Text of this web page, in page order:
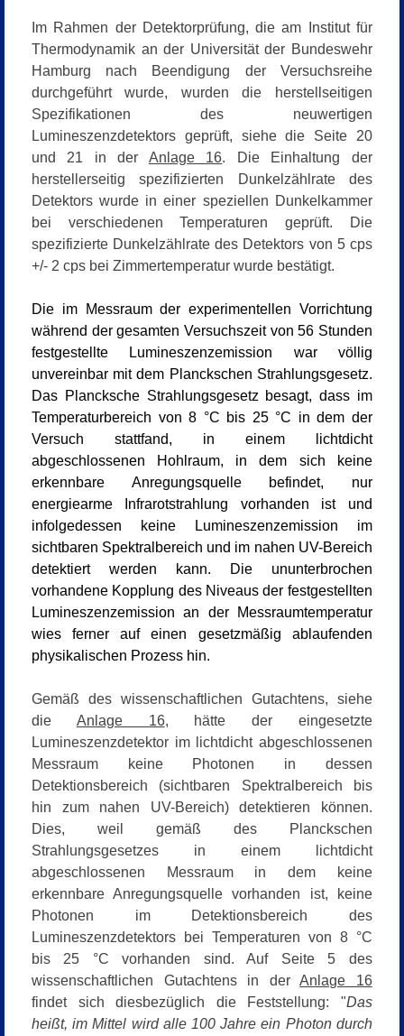
Im Rahmen der Detektorprüfung, die am Institut für
Thermodynamik an der Universität der Bundeswehr
Hamburg nach Beendigung der Versuchsreihe
durchgeführt wurde, wurden die herstellseitigen
Spezifikationen des neuwertigen
Lumineszenzdetektors geprüft, siehe die Seite 20
und 21 in der Anlage 16. Die Einhaltung der
herstellerseitig spezifizierten Dunkelzählrate des
Detektors wurde in einer speziellen Dunkelkammer
bei verschiedenen Temperaturen geprüft. Die
spezifizierte Dunkelzählrate des Detektors von 5 cps
+/- 2 cps bei Zimmertemperatur wurde bestätigt.
Die im Messraum der experimentellen Vorrichtung
während der gesamten Versuchszeit von 56 Stunden
festgestellte Lumineszenzemission war völlig
unvereinbar mit dem Planckschen Strahlungsgesetz.
Das Plancksche Strahlungsgesetz besagt, dass im
Temperaturbereich von 8 °C bis 25 °C in dem der
Versuch stattfand, in einem lichtdicht
abgeschlossenen Hohlraum, in dem sich keine
erkennbare Anregungsquelle befindet, nur
energiearme Infrarotstrahlung vorhanden ist und
infolgedessen keine Lumineszenzemission im
sichtbaren Spektralbereich und im nahen UV-Bereich
detektiert werden kann. Die ununterbrochen
vorhandene Kopplung des Niveaus der festgestellten
Lumineszenzemission an der Messraumtemperatur
wies ferner auf einen gesetzmäßig ablaufenden
physikalischen Prozess hin.
Gemäß des wissenschaftlichen Gutachtens, siehe
die Anlage 16, hätte der eingesetzte
Lumineszenzdetektor im lichtdicht abgeschlossenen
Messraum keine Photonen in dessen
Detektionsbereich (sichtbaren Spektralbereich bis
hin zum nahen UV-Bereich) detektieren können.
Dies, weil gemäß des Planckschen
Strahlungsgesetzes in einem lichtdicht
abgeschlossenen Messraum in dem keine
erkennbare Anregungsquelle vorhanden ist, keine
Photonen im Detektionsbereich des
Lumineszenzdetektors bei Temperaturen von 8 °C
bis 25 °C vorhanden sind. Auf Seite 5 des
wissenschaftlichen Gutachtens in derAnlage 16
findet sich diesbezüglich die Feststellung: "Das
heißt, im Mittel wird alle 100 Jahre ein Photon durch